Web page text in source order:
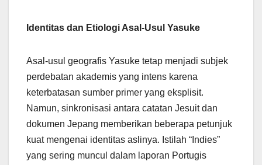
Identitas dan Etiologi Asal-Usul Yasuke
Asal-usul geografis Yasuke tetap menjadi subjek
perdebatan akademis yang intens karena
keterbatasan sumber primer yang eksplisit.
Namun, sinkronisasi antara catatan Jesuit dan
dokumen Jepang memberikan beberapa petunjuk
kuat mengenai identitas aslinya. Istilah “Indies”
yang sering muncul dalam laporan Portugis